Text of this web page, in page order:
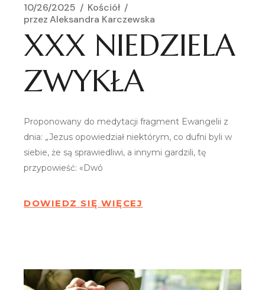
10/26/2025
Kościół
przez Aleksandra Karczewska
XXX NIEDZIELA
ZWYKŁA
Proponowany do medytacji fragment Ewangelii z
dnia: „Jezus opowiedział niektórym, co dufni byli w
siebie, że są sprawiedliwi, a innymi gardzili, tę
przypowieść: «Dwó
DOWIEDZ SIĘ WIĘCEJ